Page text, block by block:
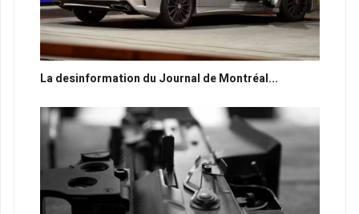
La desinformation du Journal de Montréal...